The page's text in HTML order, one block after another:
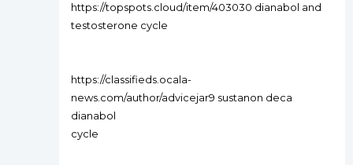
https://topspots.cloud/item/403030 dianabol and
testosterone cycle
https://classifieds.ocala-
news.com/author/advicejar9 sustanon deca
dianabol
cycle